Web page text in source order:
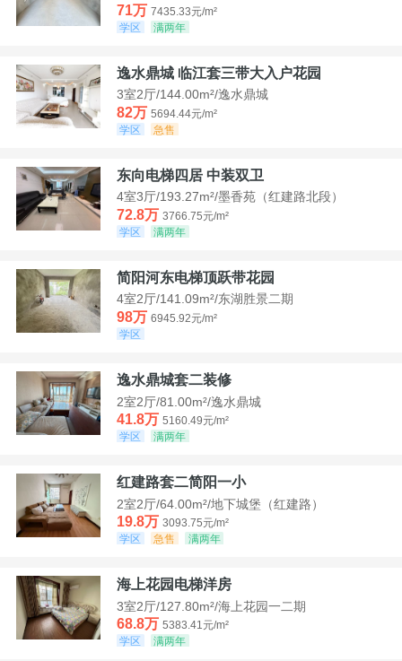
71万 7435.33元/m²
学区
满两年
逸水鼎城 临江套三带大入户花园
3室2厅/144.00m²/逸水鼎城
82万 5694.44元/m²
学区
急售
东向电梯四居 中装双卫
4室3厅/193.27m²/墨香苑（红建路北段）
72.8万 3766.75元/m²
学区
满两年
简阳河东电梯顶跃带花园
4室2厅/141.09m²/东湖胜景二期
98万 6945.92元/m²
学区
逸水鼎城套二装修
2室2厅/81.00m²/逸水鼎城
41.8万 5160.49元/m²
学区
满两年
红建路套二简阳一小
2室2厅/64.00m²/地下城堡（红建路）
19.8万 3093.75元/m²
学区
急售 满两年
海上花园电梯洋房
3室2厅/127.80m²/海上花园一二期
68.8万 5383.41元/m²
学区
满两年